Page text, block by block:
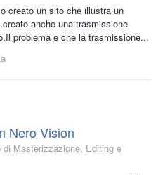
creato un sito che illustra un
anche una trasmissione
problema e che la trasmissione...
Nero Vision
di Masterizzazione, Editing e